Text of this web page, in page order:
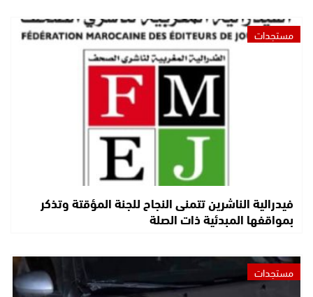
مستجدات
فيدرالية الناشرين تتمنى النجاح للجنة المؤقتة وتذكر
بمواقفها المبدئية ذات الصلة
مستجدات